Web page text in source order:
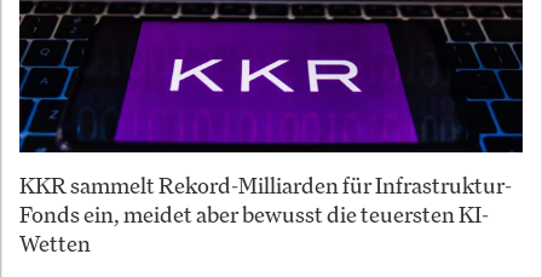
KKR sammelt Rekord-Milliarden für Infrastruktur-
Fonds ein, meidet aber bewusst die teuersten KI-
Wetten